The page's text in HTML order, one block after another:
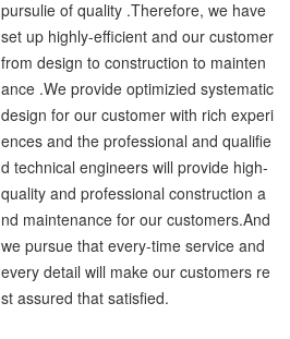
pursulie of quality .Therefore, we have
set up highly-efficient and our customer
from design to construction to mainten
ance .We provide optimizied systematic
design for our customer with rich experi
ences and the professional and qualifie
d technical engineers will provide high-
quality and professional construction a
nd maintenance for our customers.And
we pursue that every-time service and
every detail will make our customers re
st assured that satisfied.